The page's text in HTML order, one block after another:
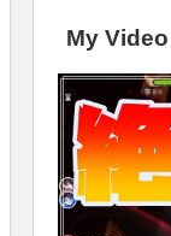
My Video